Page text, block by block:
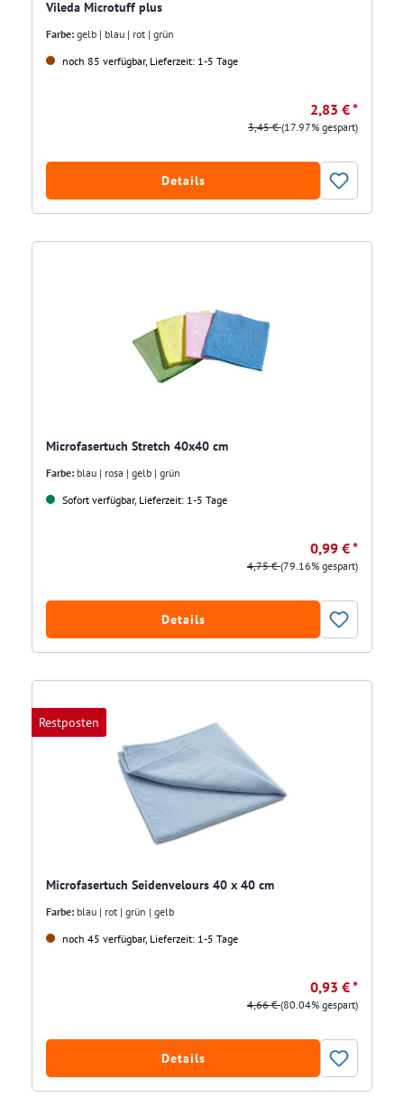
Vileda Microtuff plus
Farbe: gelb | blau | rot | grün
noch 85 verfügbar, Lieferzeit: 1-5 Tage
2,83 € *
3,45 €(17.97% gespart)
Details
Microfasertuch Stretch 40x40 cm
Farbe: blau | rosa | gelb | grün
Sofort verfügbar, Lieferzeit: 1-5 Tage
0,99 € *
4,75 €(79.16% gespart)
Details
Restposten
Microfasertuch Seidenvelours 40 x 40 cm
Farbe: blau | rot | grün | gelb
noch 45 verfügbar, Lieferzeit: 1-5 Tage
0,93 € *
4,66 €(80.04% gespart)
Details